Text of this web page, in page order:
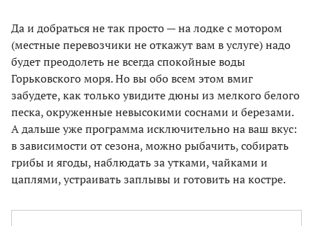
Да и добраться не так просто — на лодке с мотором
(местные перевозчики не откажут вам в услуге) надо
будет преодолеть не всегда спокойные воды
Горьковского моря. Но вы обо всем этом вмиг
забудете, как только увидите дюны из мелкого белого
песка, окруженные невысокими соснами и березами.
А дальше уже программа исключительно на ваш вкус:
в зависимости от сезона, можно рыбачить, собирать
грибы и ягоды, наблюдать за утками, чайками и
цаплями, устраивать заплывы и готовить на костре.